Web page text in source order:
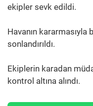
ekipler sevk edildi.
Havanın
sonlandırıldı.
Ekiplerin karadan
kontrol altına alındı.